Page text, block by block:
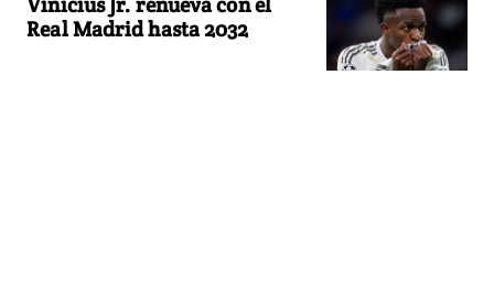
Real Madrid hasta 2032